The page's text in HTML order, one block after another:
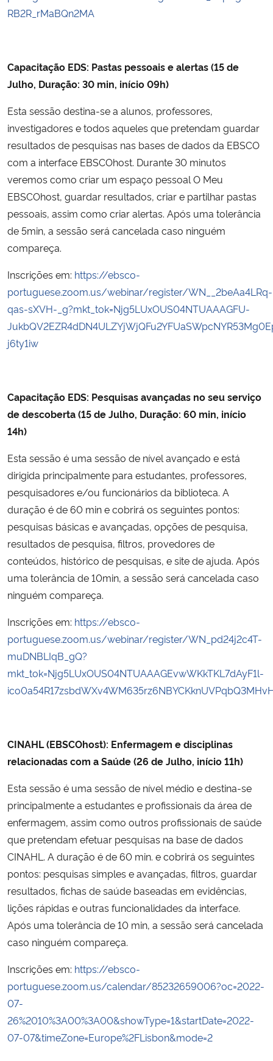
RB2R_rMaBQn2MA
Capacitação EDS: Pastas pessoais e alertas (15 de
Julho, Duração: 30 min, início 09h)
Esta sessão destina-se a alunos, professores,
investigadores e todos aqueles que pretendam guardar
resultados de pesquisas nas bases de dados da EBSCO
com a interface EBSCOhost. Durante 30 minutos
veremos como criar um espaço pessoal O Meu
EBSCOhost, guardar resultados, criar e partilhar pastas
pessoais, assim como criar alertas. Após uma tolerância
de 5min, a sessão será cancelada caso ninguém
compareça.
Inscrições em: https://ebsco-
portuguese.zoom.us/webinar/register/WN__2beAa4LRq-
qas-sXVH-_g?mkt_tok=Njg5LUxOUS04NTUAAAGFU-
j6ty1iw
Capacitação EDS: Pesquisas avançadas no seu serviço
de descoberta (15 de Julho, Duração: 60 min, início
14h)
Esta sessão é uma sessão de nível avançado e está
dirigida principalmente para estudantes, professores,
pesquisadores e/ou funcionários da biblioteca. A
duração é de 60 min e cobrirá os seguintes pontos:
pesquisas básicas e avançadas, opções de pesquisa,
resultados de pesquisa, filtros, provedores de
conteúdos, histórico de pesquisas, e site de ajuda. Após
uma tolerância de 10min, a sessão será cancelada caso
ninguém compareça.
Inscrições em: https://ebsco-
portuguese.zoom.us/webinar/register/WN_pd24j2c4T-
muDNBLIqB_gQ?
mkt_tok=Njg5LUxOUS04NTUAAAGEvwWKkTKL7dAyF1l-
CINAHL (EBSCOhost): Enfermagem e disciplinas
relacionadas com a Saúde(26 de Julho, início 11h)
Esta sessão é uma sessão de nível médio e destina-se
principalmente a estudantes e profissionais da área de
enfermagem, assim como outros profissionais de saúde
que pretendam efetuar pesquisas na base de dados
CINAHL. A duração é de 60 min. e cobrirá os seguintes
pontos: pesquisas simples e avançadas, filtros, guardar
resultados, fichas de saúde baseadas em evidências,
lições rápidas e outras funcionalidades da interface.
Após uma tolerância de 10 min, a sessão será cancelada
caso ninguém compareça.
Inscrições em: https://ebsco-
portuguese.zoom.us/calendar/85232659006?oc=2022-
07-
26%2010%3A00%3A00&showType=1&startDate=2022-
07-07&timeZone=Europe%2FLisbon&mode=2